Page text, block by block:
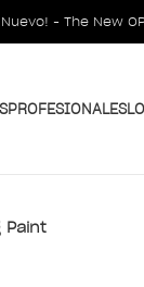
- The New
PROFESIONALES
Paint